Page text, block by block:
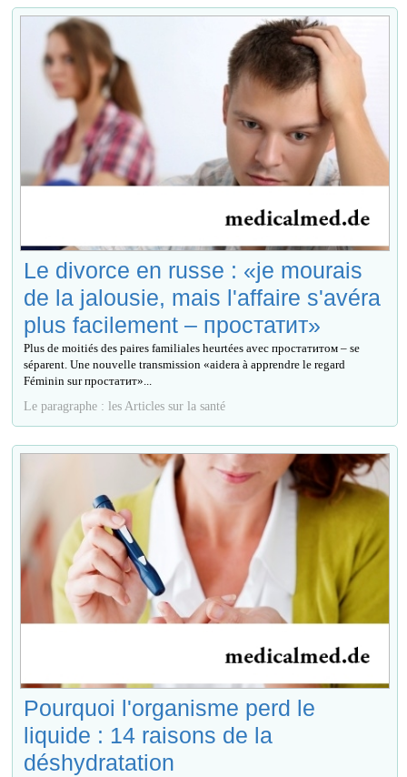
Le divorce en russe : «je mourais
de la jalousie, mais l'affaire s'avéra
plus facilement – простатит»
Plus de moitiés des paires familiales heurtées avec простатитом – se
séparent. Une nouvelle transmission «aidera à apprendre le regard
Féminin sur простатит»...
Le paragraphe : les Articles sur la santé
Pourquoi l'organisme perd le
liquide : 14 raisons de la
déshydratation